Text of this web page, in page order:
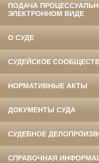
ПОДАЧА
ЭЛЕКТРОННОМ ВИДЕ
О СУДЕ
СУДЕЙСКОЕ
НОРМАТИВНЫЕ АКТЫ
ДОКУМЕНТЫ СУДА
СУДЕБНОЕ
СПРАВОЧНАЯ